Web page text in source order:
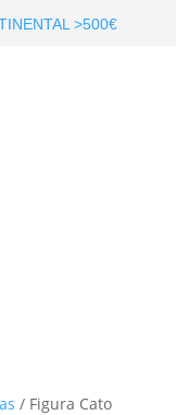
>500€
/ Figura Cato